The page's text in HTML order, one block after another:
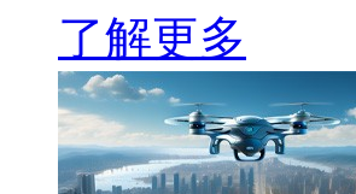
了解更多